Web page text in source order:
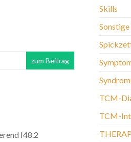
zum Beitrag
I48.2
Skills
TCM-
TCM-